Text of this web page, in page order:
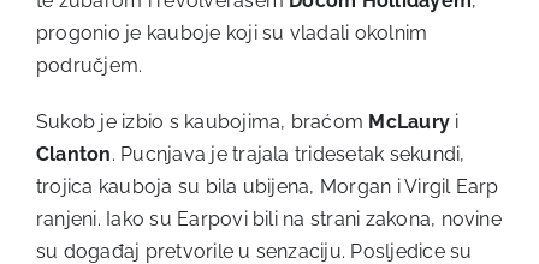
progonio je kauboje koji su vladali okolnim
područjem.
Sukob je izbio s kaubojima, braćom McLaury i
Clanton. Pucnjava je trajala tridesetak sekundi,
trojica kauboja su bila ubijena, Morgan i Virgil Earp
ranjeni. Iako su Earpovi bili na strani zakona, novine
su događaj pretvorile u senzaciju. Posljedice su